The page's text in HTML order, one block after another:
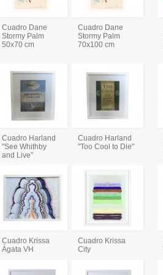
Cuadro Dane
Stormy Palm
50x70 cm
Cuadro Dane
Stormy Palm
70x100 cm
Cuadro Harland
"See Whithby
and Live"
Cuadro Harland
"Too Cool to Die"
Cuadro Krissa
Ágata VH
Cuadro Krissa
City